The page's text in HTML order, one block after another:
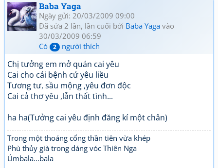
Baba Yaga
Ngày gửi: 20/03/2009 09:00
Đã sửa 2 lần, lần cuối bởi Baba Yaga vào
30/03/2009 06:59
Có
2 người thích
Chị tưởng em mở quán cai yêu
Cai cho cái bệnh cứ yêu liều
Tương tư, sầu mộng ,yêu đơn độc
Cai cả thơ yêu ,lẫn thất tình...
ha ha(Tưởng cai yêu định đăng kí một chân)
Trong một thoáng cổng thần tiên vừa khép
Phù thủy già trong dáng vóc Thiên Nga
Úmbala...bala